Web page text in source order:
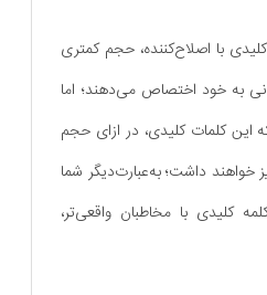
با اصلاح‌کننده، حجم کمتری
به خود اختصاص می‌دهند؛ اما
این کلمات کلیدی، در ازای حجم
داشت؛ به‌عبارت‌دیگر شما
کلیدی با مخاطبان واقعی‌تر،